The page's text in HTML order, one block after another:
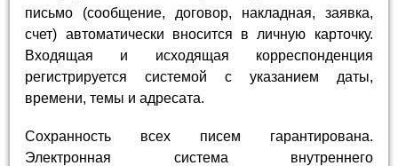
письмо (сообщение, договор, накладная, заявка,
счет) автоматически вносится в личную карточку.
Входящая и исходящая корреспонденция
регистрируется системой с указанием даты,
времени, темы и адресата.
Сохранность всех писем гарантирована.
Электронная система внутреннего